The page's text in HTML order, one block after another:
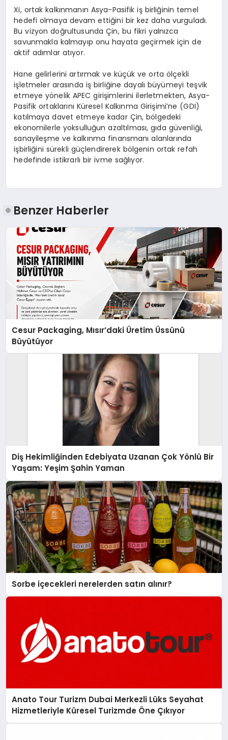
Xi, ortak kalkınmanın Asya-Pasifik iş birliğinin temel
hedefi olmaya devam ettiğini bir kez daha vurguladı.
Bu vizyon doğrultusunda Çin, bu fikri yalnızca
savunmakla kalmayıp onu hayata geçirmek için de
aktif adımlar atıyor.
Hane gelirlerini artırmak ve küçük ve orta ölçekli
işletmeler arasında iş birliğine dayalı büyümeyi teşvik
etmeye yönelik APEC girişimlerini ilerletmekten, Asya-
Pasifik ortaklarını Küresel Kalkınma Girişimi’ne (GDI)
katılmaya davet etmeye kadar Çin, bölgedeki
ekonomilerle yoksulluğun azaltılması, gıda güvenliği,
sanayileşme ve kalkınma finansmanı alanlarında
işbirliğini sürekli güçlendirerek bölgenin ortak refah
hedefinde istikrarlı bir ivme sağlıyor.
Benzer Haberler
Cesur Packaging, Mısır’daki Üretim Üssünü
Büyütüyor
Diş Hekimliğinden Edebiyata Uzanan Çok Yönlü Bir
Yaşam: Yeşim Şahin Yaman
Sorbe içecekleri nerelerden satın alınır?
Anato Tour Turizm Dubai Merkezli Lüks Seyahat
Hizmetleriyle Küresel Turizmde Öne Çıkıyor